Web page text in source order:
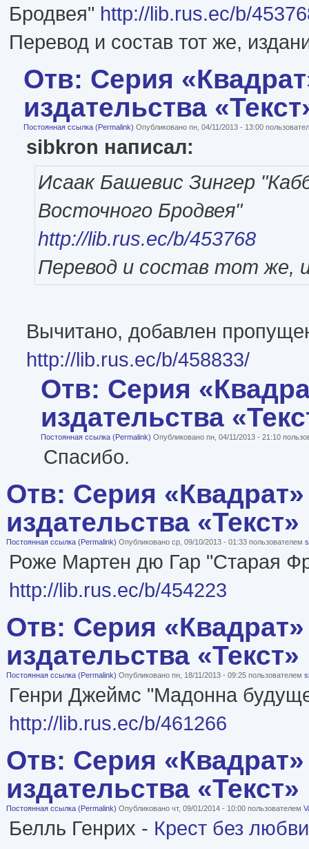
Бродвея" http://lib.rus.ec/b/
Перевод и состав тот же,
Отв: Серия
издательства
Постоянная ссылка (Permalink) Опубликовано пн, 04/11/2013 - 13:00
sibkron написал:
Исаак Башевис Зингер
Восточного Бродвея"
http://lib.rus.ec/b/453768
Перевод и состав тот же,
Вычитано, добавлен
http://lib.rus.ec/b/458833/
Отв: Серия
издательства
Постоянная ссылка (Permalink) Опубликовано пн, 04/11/2013 - 21:10
Спасибо.
Отв: Серия «Квадрат»
издательства «Текст»
Постоянная ссылка (Permalink) Опубликовано ср, 09/10/2013 - 01:33 пользователем
Роже Мартен дю Гар "Старая
http://lib.rus.ec/b/454223
Отв: Серия «Квадрат»
издательства «Текст»
Постоянная ссылка (Permalink) Опубликовано пн, 18/11/2013 - 09:25 пользователем
Генри Джеймс "Мадонна
http://lib.rus.ec/b/461266
Отв: Серия «Квадрат»
издательства «Текст»
Постоянная ссылка (Permalink) Опубликовано чт, 09/01/2014 - 10:00 пользователем
Белль Генрих - Крест без любви